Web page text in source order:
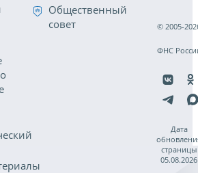
Общественный
совет
© 2005-
ФНС
Дата
страницы
05.08.2026